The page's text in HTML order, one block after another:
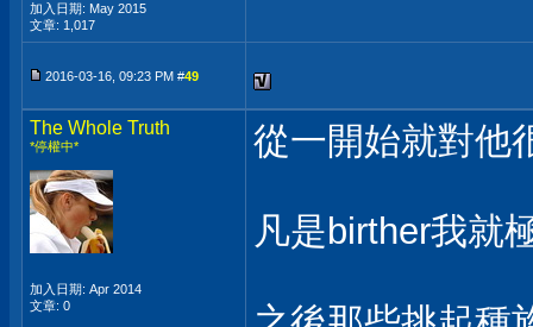
加入日期: May 2015
文章: 1,017
2016-03-16, 09:23 PM #49
The Whole Truth
*停權中*
加入日期: Apr 2014
文章: 0
從一開始就對他
凡是birther我就